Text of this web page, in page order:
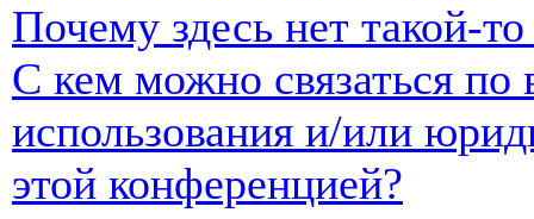
Почему здесь нет такой-
С кем можно связаться по
использования и/или
этой конференцией?